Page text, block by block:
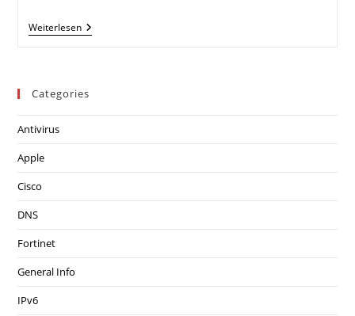
WeiterlesenDKIM
Record
Categories
Antivirus
Apple
Cisco
DNS
Fortinet
General Info
IPv6